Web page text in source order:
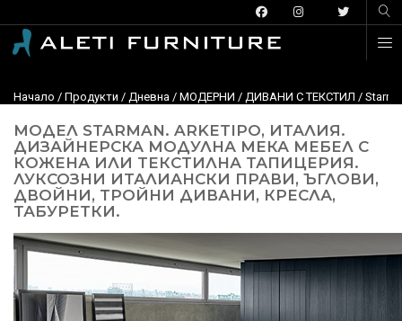
Начало / Продукти / Дневна / МОДЕРНИ / ДИВАНИ С ТЕКСТИЛ /
МОДЕЛ STARMAN. ARKETIPO, ИТАЛИЯ.
ДИЗАЙНЕРСКА МОДУЛНА МЕКА МЕБЕЛ С
КОЖЕНА ИЛИ ТЕКСТИЛНА ТАПИЦЕРИЯ.
ЛУКСОЗНИ ИТАЛИАНСКИ ПРАВИ, ЪГЛОВИ,
ДВОЙНИ, ТРОЙНИ ДИВАНИ, КРЕСЛА,
ТАБУРЕТКИ.